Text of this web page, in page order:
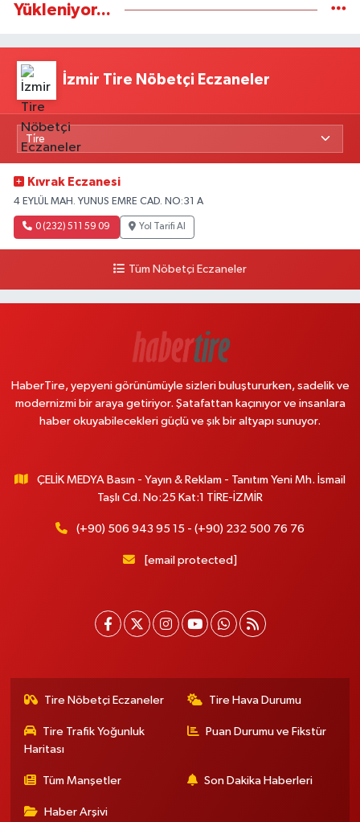
Yükleniyor...
İzmir Tire Nöbetçi Eczaneler
Kıvrak Eczanesi
4 EYLÜL MAH. YUNUS EMRE CAD. NO:31 A
0 (232) 511 59 09 Yol Tarifi Al
Tüm Nöbetçi Eczaneler
HaberTire, yepyeni görünümüyle sizleri buluştururken, sadelik ve
modernizmi bir araya getiriyor. Şatafattan kaçınıyor ve insanlara
haber okuyabilecekleri güçlü ve şık bir altyapı sunuyor.
ÇELİK MEDYA Basın - Yayın & Reklam - Tanıtım Yeni Mh. İsmail
Taşlı Cd. No:25 Kat:1 TİRE-İZMİR
(+90) 506 943 95 15 - (+90) 232 500 76 76
[email protected]
Tire Nöbetçi Eczaneler Tire Hava Durumu
Tire Trafik Yoğunluk
Haritası
Puan Durumu ve Fikstür
Tüm Manşetler Son Dakika Haberleri
Haber Arşivi